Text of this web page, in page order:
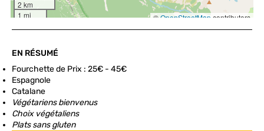
EN RÉSUMÉ
Fourchette de Prix : 25€ - 45€
Espagnole
Catalane
Végétariens bienvenus
Choix végétaliens
Plats sans gluten